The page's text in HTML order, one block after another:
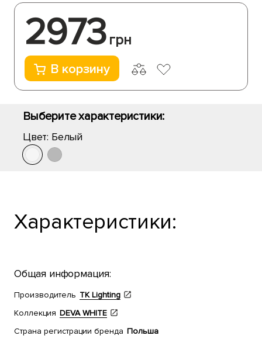
2973 грн
В корзину
Выберите характеристики:
Цвет: Белый
Характеристики:
Общая информация:
Производитель TK Lighting
Коллекция DEVA WHITE
Страна регистрации бренда Польша